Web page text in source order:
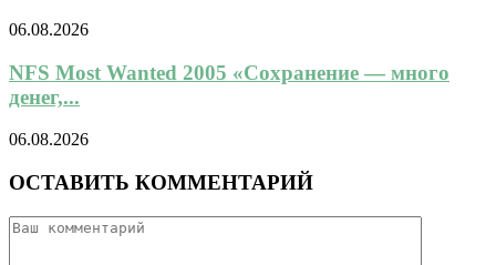
06.08.2026
NFS Most Wanted 2005 «Сохранение — много
денег,...
06.08.2026
ОСТАВИТЬ КОММЕНТАРИЙ